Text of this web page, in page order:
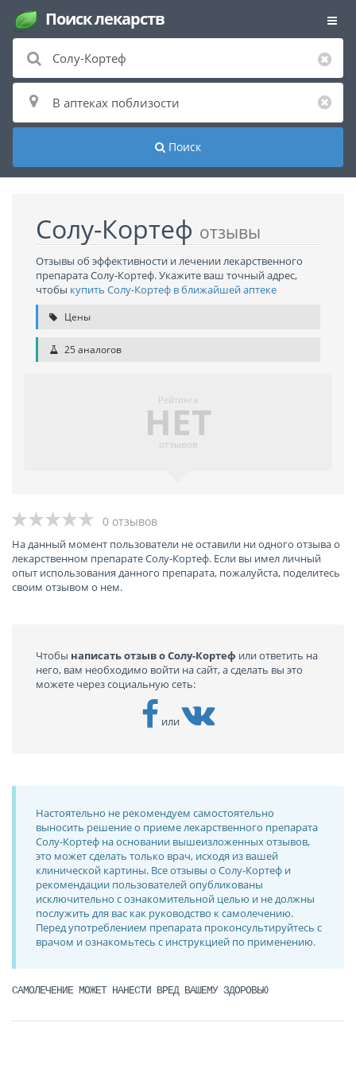
Поиск лекарств
Поиск
Солу-Кортеф отзывы
Отзывы об эффективности и лечении лекарственного
препарата Солу-Кортеф. Укажите ваш точный адрес,
чтобы купить Солу-Кортеф в ближайшей аптеке
Цены
25 аналогов
Рейтинга
НЕТ
отзывов
0 отзывов
На данный момент пользователи не оставили ни одного отзыва о
лекарственном препарате Солу-Кортеф. Если вы имел личный
опыт использования данного препарата, пожалуйста, поделитесь
своим отзывом о нем.
Чтобы написать отзыв о Солу-Кортеф или ответить на
него, вам необходимо войти на сайт, а сделать вы это
можете через социальную сеть:
или
Настоятельно не рекомендуем самостоятельно
выносить решение о приеме лекарственного препарата
Солу-Кортеф на основании вышеизложенных отзывов,
это может сделать только врач, исходя из вашей
клинической картины. Все отзывы о Солу-Кортеф и
рекомендации пользователей опубликованы
исключительно с ознакомительной целью и не должны
послужить для вас как руководство к самолечению.
Перед употреблением препарата проконсультируйтесь с
врачом и ознакомьтесь с инструкцией по применению.
САМОЛЕЧЕНИЕ МОЖЕТ НАНЕСТИ ВРЕД ВАШЕМУ ЗДОРОВЬЮ